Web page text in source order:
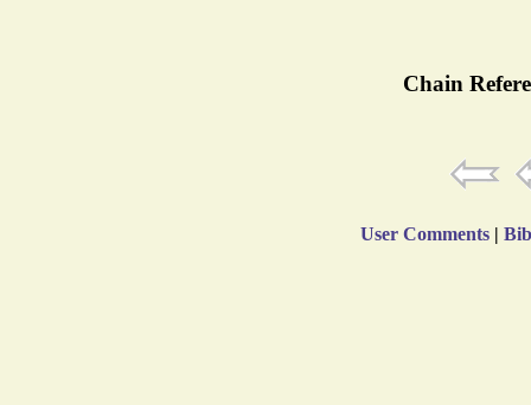
Chain
User Comments |